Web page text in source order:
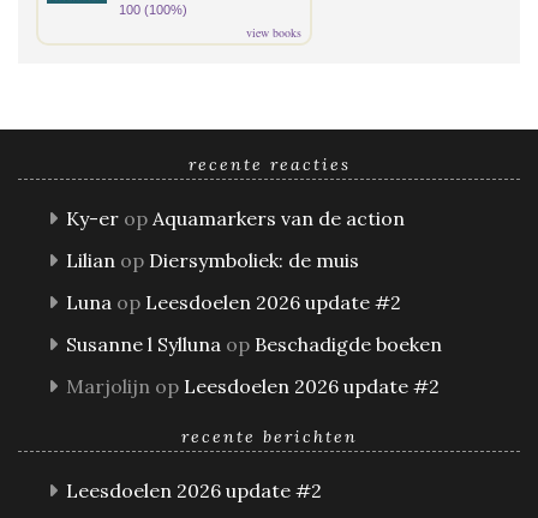
100 (100%)
view books
recente reacties
Ky-er op Aquamarkers van de action
Lilian op Diersymboliek: de muis
Luna op Leesdoelen 2026 update #2
Susanne l Sylluna op Beschadigde boeken
Marjolijn op Leesdoelen 2026 update #2
recente berichten
Leesdoelen 2026 update #2